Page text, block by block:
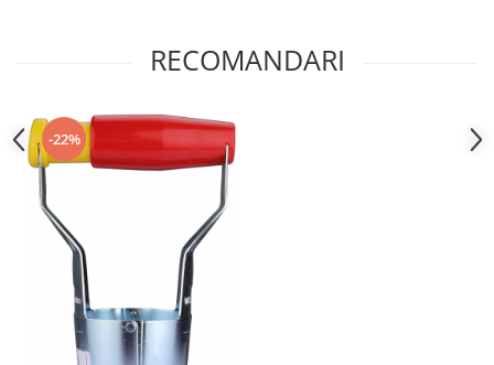
RECOMANDARI
-22%